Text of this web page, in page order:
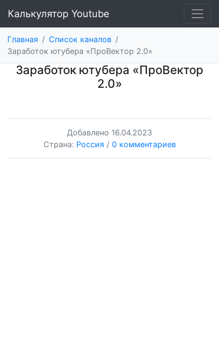
Калькулятор Youtube
Главная / Список каналов /
Заработок ютубера «ПроВектор 2.0»
Заработок ютубера «ПроВектор
2.0»
Добавлено 16.04.2023
Страна: Россия / 0 комментариев